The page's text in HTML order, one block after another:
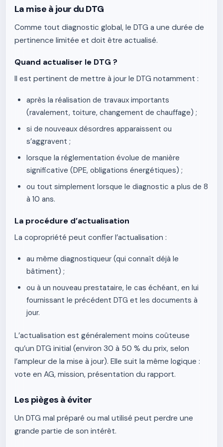
La mise à jour du DTG
Comme tout diagnostic global, le DTG a une durée de
pertinence limitée et doit être actualisé.
Quand actualiser le DTG ?
Il est pertinent de mettre à jour le DTG notamment :
après la réalisation de travaux importants
(ravalement, toiture, changement de chauffage) ;
si de nouveaux désordres apparaissent ou
s’aggravent ;
lorsque la réglementation évolue de manière
significative (DPE, obligations énergétiques) ;
ou tout simplement lorsque le diagnostic a plus de 8
à 10 ans.
La procédure d’actualisation
La copropriété peut confier l’actualisation :
au même diagnostiqueur (qui connaît déjà le
bâtiment) ;
ou à un nouveau prestataire, le cas échéant, en lui
fournissant le précédent DTG et les documents à
jour.
L’actualisation est généralement moins coûteuse
qu’un DTG initial (environ 30 à 50 % du prix, selon
l’ampleur de la mise à jour). Elle suit la même logique :
vote en AG, mission, présentation du rapport.
Les pièges à éviter
Un DTG mal préparé ou mal utilisé peut perdre une
grande partie de son intérêt.